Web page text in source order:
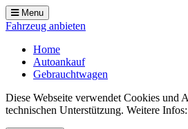
Menu
Fahrzeug anbieten
Home
Autoankauf
Gebrauchtwagen
Diese Webseite verwendet Cookies und
technischen Unterstützung. Weitere Infos: